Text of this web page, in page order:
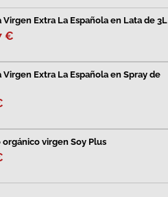
Extra La Española en Lata de 3L
€
Extra La Española en Spray de
virgen Soy Plus